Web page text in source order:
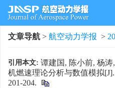
文章导航 > 航空动力学报 >
引用本文: 谭建国, 陈小前, 杨
机燃速理论分析与数值模拟
201-204.